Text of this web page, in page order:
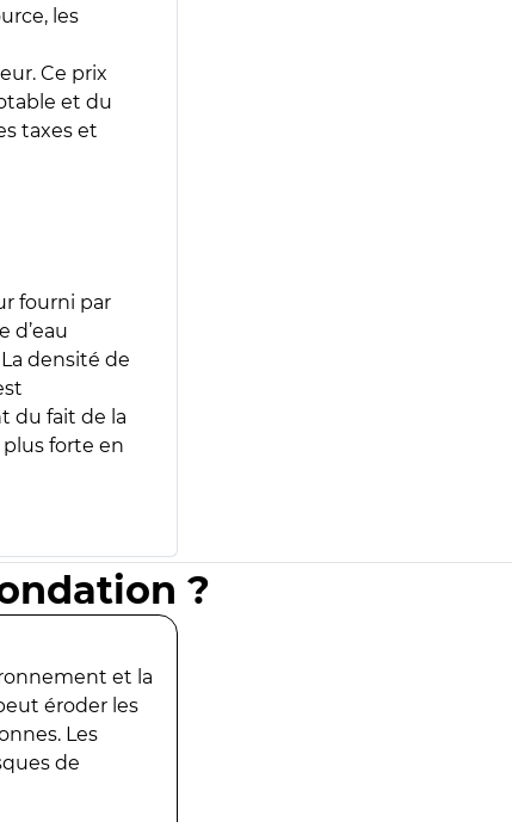
les
Ce prix
et du
taxes et
fourni par
d’eau
densité de
du fait de la
forte en
?
et la
éroder les
Les
de